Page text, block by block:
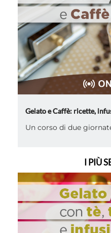
Gelato e Caffè: ricette,
Un corso di due
I PIÙ